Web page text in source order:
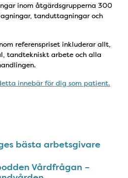
inom åtgärdsgrupperna 300
tanduttagningar och
referenspriset inkluderar allt,
tandtekniskt arbete och alla
innebär för dig som patient.
bästa arbetsgivare
Vårdfrågan –